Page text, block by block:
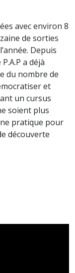
avec environ 8
de sorties
Depuis
a déjà
du nombre de
et
un cursus
soient plus
pratique pour
découverte